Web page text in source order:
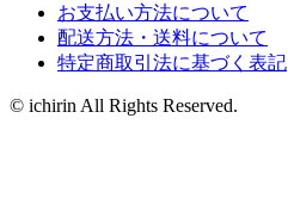
お支払い方法について
配送方法・送料について
特定商取引法に基づく表記
© ichirin All Rights Reserved.